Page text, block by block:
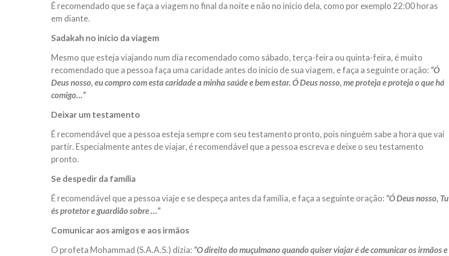
É recomendado que se faça a viagem no final da noite e não no início dela, como por exemplo 22:00 horas
em diante.
Sadakah no início da viagem
Mesmo que esteja viajando num dia recomendado como sábado, terça-feira ou quinta-feira, é muito
recomendado que a pessoa faça uma caridade antes do início de sua viagem, e faça a seguinte oração: “Ó
Deus nosso, eu compro com esta caridade a minha saúde e bem estar. Ó Deus nosso, me proteja e proteja o que há
comigo…”
Deixar um testamento
É recomendável que a pessoa esteja sempre com seu testamento pronto, pois ninguém sabe a hora que vai
partir. Especialmente antes de viajar, é recomendável que a pessoa escreva e deixe o seu testamento
pronto.
Se despedir da família
É recomendável que a pessoa viaje e se despeça antes da família, e faça a seguinte oração: “Ó Deus nosso, Tu
és protetor e guardião sobre …”
Comunicar aos amigos e aos irmãos
O profeta Mohammad (S.A.A.S.) dizia: “O direito do muçulmano quando quiser viajar é de comunicar os irmãos e